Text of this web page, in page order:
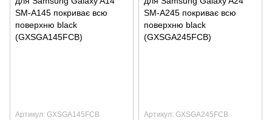
Артикул: GXSGA145FCB Артикул: GXSGA245FCB